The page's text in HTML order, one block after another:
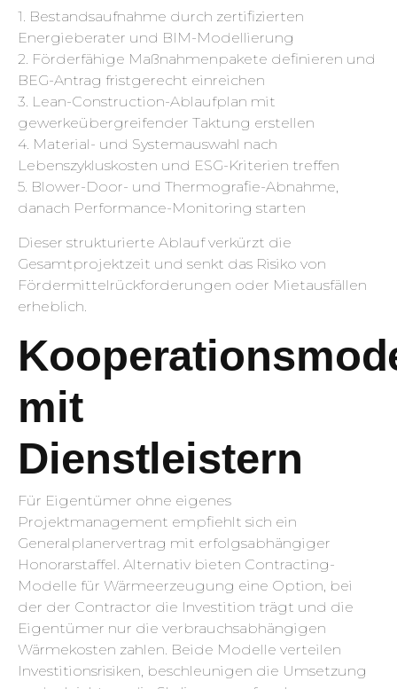
1. Bestandsaufnahme durch zertifizierten
Energieberater und BIM-Modellierung
2. Förderfähige Maßnahmenpakete definieren und
BEG-Antrag fristgerecht einreichen
3. Lean-Construction-Ablaufplan mit
gewerkeübergreifender Taktung erstellen
4. Material- und Systemauswahl nach
Lebenszykluskosten und ESG-Kriterien treffen
5. Blower-Door- und Thermografie-Abnahme,
danach Performance-Monitoring starten
Dieser strukturierte Ablauf verkürzt die
Gesamtprojektzeit und senkt das Risiko von
Fördermittelrückforderungen oder Mietausfällen
erheblich.
mit
Dienstleistern
Für Eigentümer ohne eigenes
Projektmanagement empfiehlt sich ein
Generalplanervertrag mit erfolgsabhängiger
Honorarstaffel. Alternativ bieten Contracting-
Modelle für Wärmeerzeugung eine Option, bei
der der Contractor die Investition trägt und die
Eigentümer nur die verbrauchsabhängigen
Wärmekosten zahlen. Beide Modelle verteilen
Investitionsrisiken, beschleunigen die Umsetzung